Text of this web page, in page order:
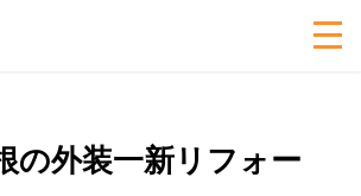
の外装一新リフォー